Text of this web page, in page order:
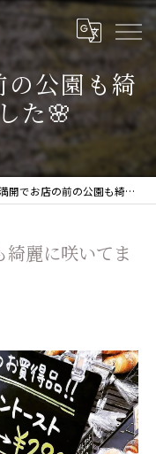
公園も綺
た🌸
でお店の前の公園も綺麗に咲いてました🌸
麗に咲いてま